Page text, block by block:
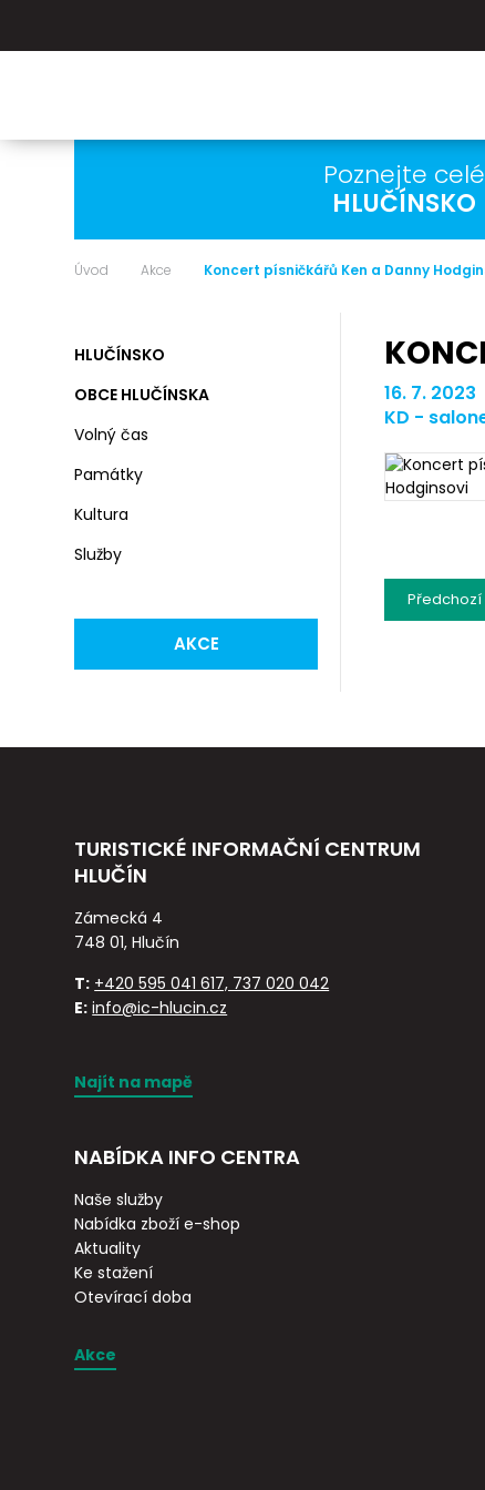
Poznejte celé
HLUČÍNSKO
Úvod Akce Koncert písničkářů Ken a Danny
HLUČÍNSKO
OBCE HLUČÍNSKA
Volný čas
Památky
Kultura
Služby
AKCE
16. 7.
KD -
Předchozí
TURISTICKÉ INFORMAČNÍ CENTRUM
HLUČÍN
Zámecká 4
748 01, Hlučín
T: +420 595 041 617, 737 020 042
E: info@ic-hlucin.cz
Najít na mapě
NABÍDKA INFO CENTRA
Naše služby
Nabídka zboží e-shop
Aktuality
Ke stažení
Otevírací doba
Akce